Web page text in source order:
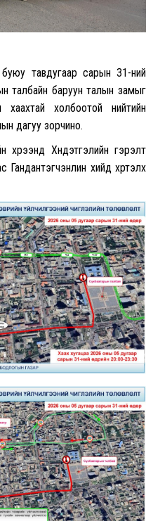
тавдугаар сарын 31-ний
талбайн баруун талын замыг
холбоотой нийтийн
дагуу зорчино.
Хүндэтгэлийн гэрэлт
Гандантэгчэнлин хийд хүртэлх